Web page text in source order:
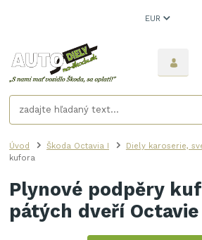
EUR
Úvod Škoda Octavia I Diely karoserie,
kufora
Plynové podpěry
pátých dveří Octavie